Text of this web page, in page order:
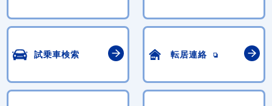
試乗車検索 転居連絡